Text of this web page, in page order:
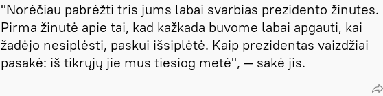
"Norėčiau pabrėžti tris jums labai svarbias prezidento žinutes.
Pirma žinutė apie tai, kad kažkada buvome labai apgauti, kai
žadėjo nesiplėsti, paskui išsiplėtė. Kaip prezidentas vaizdžiai
pasakė: iš tikrųjų jie mus tiesiog metė", — sakė jis.